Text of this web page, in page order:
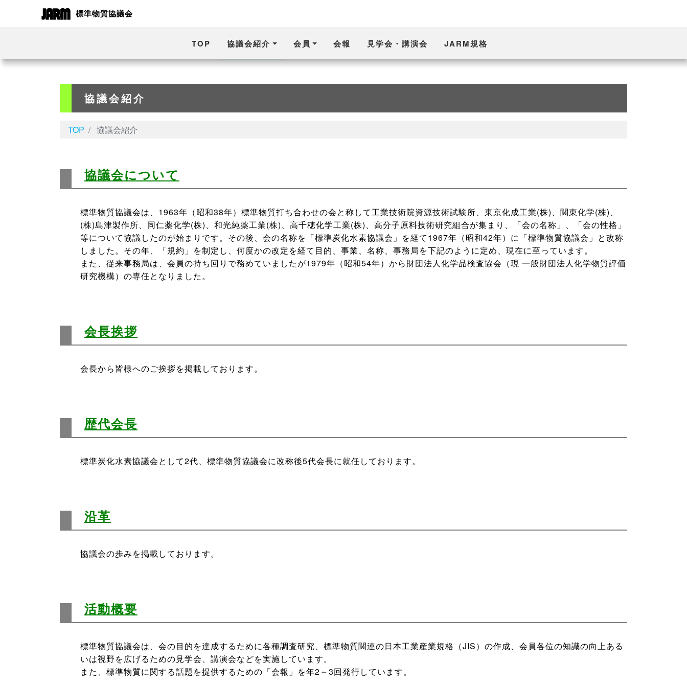
標準物質協議会
TOP 協議会紹介 会員 会報 見学会・講演会 JARM規格
協議会紹介
TOP 協議会紹介
協議会について
標準物質協議会は、1963年（昭和38年）標準物質打ち合わせの会と称して工業技術院資源技術試験所、東京化成工業(株)、関東化学(株)、
(株)島津製作所、同仁薬化学(株)、和光純薬工業(株)、高千穂化学工業(株)、高分子原料技術研究組合が集まり、「会の名称」、「会の性格」
等について協議したのが始まりです。その後、会の名称を「標準炭化水素協議会」を経て1967年（昭和42年）に「標準物質協議会」と改称
しました。その年、「規約」を制定し、何度かの改定を経て目的、事業、名称、事務局を下記のように定め、現在に至っています。
また、従来事務局は、会員の持ち回りで務めていましたが1979年（昭和54年）から財団法人化学品検査協会（現 一般財団法人化学物質評価
研究機構）の専任となりました。
会長挨拶
会長から皆様へのご挨拶を掲載しております。
歴代会長
標準炭化水素協議会として2代、標準物質協議会に改称後5代会長に就任しております。
沿革
協議会の歩みを掲載しております。
活動概要
標準物質協議会は、会の目的を達成するために各種調査研究、標準物質関連の日本工業産業規格（JIS）の作成、会員各位の知識の向上ある
いは視野を広げるための見学会、講演会などを実施しています。
また、標準物質に関する話題を提供するための「会報」を年2～3回発行しています。